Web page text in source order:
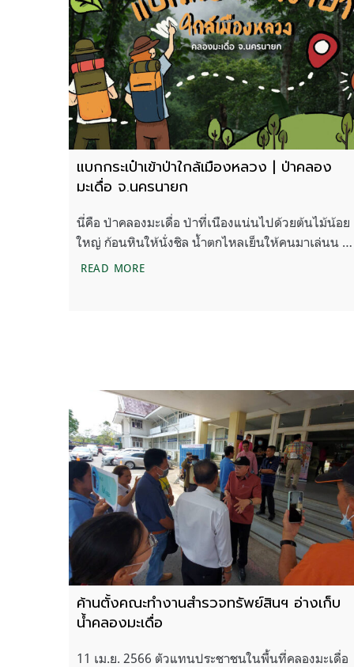
แบกกระเป๋าเข้าป่าใกล้เมืองหลวง | ป่าคลอง
มะเดื่อ จ.นครนายก
นี่คือ ป่าคลองมะเดื่อ ป่าที่เนืองแน่นไปด้วยต้นไม้น้อย
ใหญ่ ก้อนหินให้นั่งชิล น้ำตกไหลเย็นให้คนมาเล่นน …
READ MOREแบกกระเป๋าเข้าป่าใกล้เมืองหลวง | ป่าค
ค้านตั้งคณะทํางานสํารวจทรัพย์สินฯ อ่างเก็บ
น้ำคลองมะเดื่อ
11 เม.ย. 2566 ตัวแทนประชาชนในพื้นที่คลองมะเดื่อ